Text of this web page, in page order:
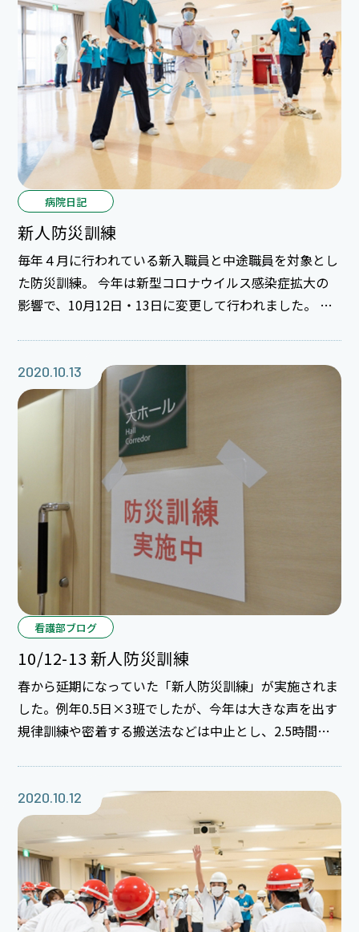
病院日記
新人防災訓練
毎年４月に行われている新入職員と中途職員を対象とし
た防災訓練。 今年は新型コロナウイルス感染症拡大の
影響で、10月12日・13日に変更して行われました。 訓
学しました。発災時、病院職員には多くの責務がありま
す。 今回の訓練のねらい「病院職員として災害対策・災
害対応の大切さを理解し、実災害への対策・対応を習得
する」は達成できたでしょうか。 病院職員として意識
を高め、日々の業務に邁進していきましょう。
2020.10.13
看護部ブログ
10/12-13 新人防災訓練
春から延期になっていた「新人防災訓練」が実施されま
した。例年0.5日×3班でしたが、今年は大きな声を出す
規律訓練や密着する搬送法などは中止とし、2.5時間の
2020.10.12